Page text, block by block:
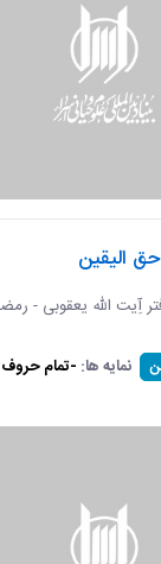
الیقین
آِیت الله یعقوبی - رمضان
نمایه ها: -تمام حروف